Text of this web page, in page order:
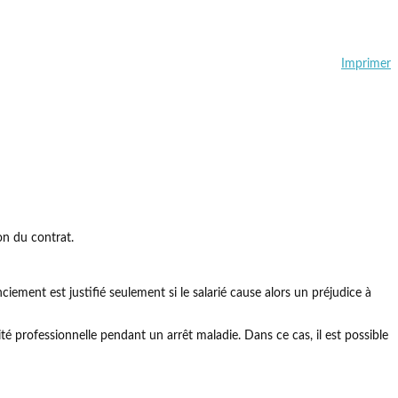
Imprimer
du contrat.
est justifié seulement si le salarié cause alors un préjudice à
professionnelle pendant un arrêt maladie. Dans ce cas, il est possible